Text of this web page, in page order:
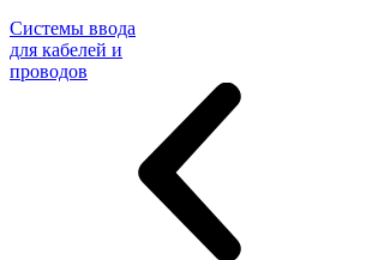
Системы ввода
для кабелей и
проводов